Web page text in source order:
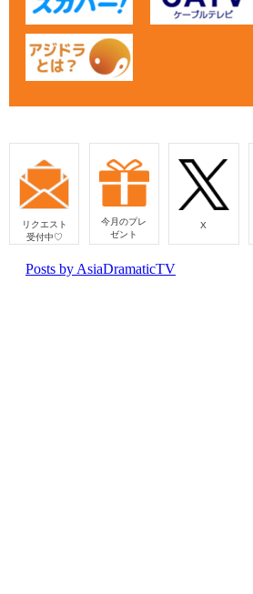
リクエスト
受付中♡
今月のプレ
ゼント
X